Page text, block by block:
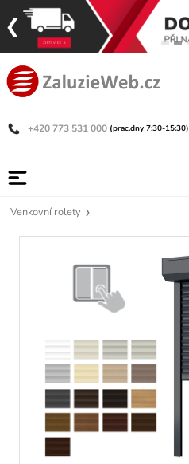
+420 773 531 000 (prac.dny 7:30-15:30)
Venkovní rolety